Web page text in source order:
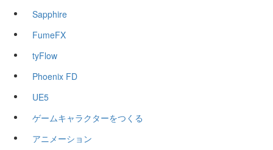
Sapphire
FumeFX
tyFlow
Phoenix FD
UE5
ゲームキャラクターをつくる
アニメーション